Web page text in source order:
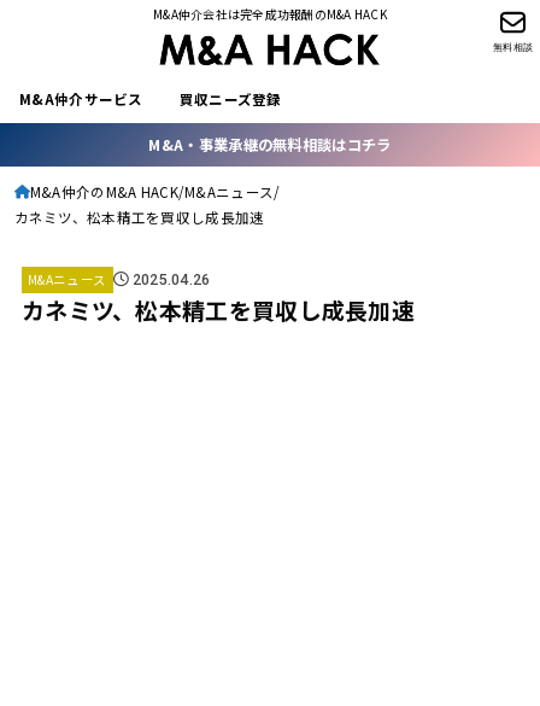
M&A仲介会社は完全成功報酬のM&A HACK
M&A仲介サービス 買収ニーズ登録
無料相談
M&A・事業承継の無料相談はコチラ
M&A仲介のM&A HACK M&Aニュース
カネミツ、松本精工を買収し成長加速
M&Aニュース 2025.04.26
カネミツ、松本精工を買収し成長加速